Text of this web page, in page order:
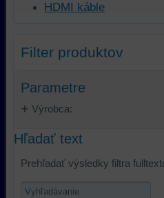
HDMI káble
Filter produktov
Parametre
Výrobca:
Hľadať text
Prehľadať výsledky filtra